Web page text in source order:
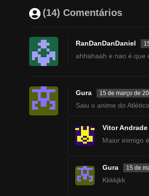
(14) Comentários
RanDanDanDaniel
ahhahaah e nao é que
Gura 15 de março de
Saiu o anime do
Vitor Andrade
Maior inimigo
Gura 15 de
Kkkkjkk